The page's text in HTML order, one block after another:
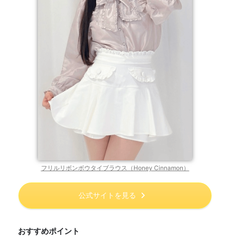
フリルリボンボウタイブラウス（Honey Cinnamon）
公式サイトを見る
おすすめポイント